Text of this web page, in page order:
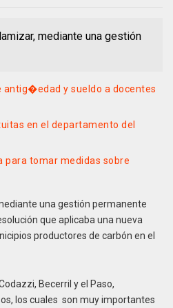
mediante una gestión
antig�edad y sueldo a docentes
en el departamento del
para tomar medidas sobre
una gestión permanente
que aplicaba una nueva
productores de carbón en el
Becerril y el Paso,
los cuales son muy importantes